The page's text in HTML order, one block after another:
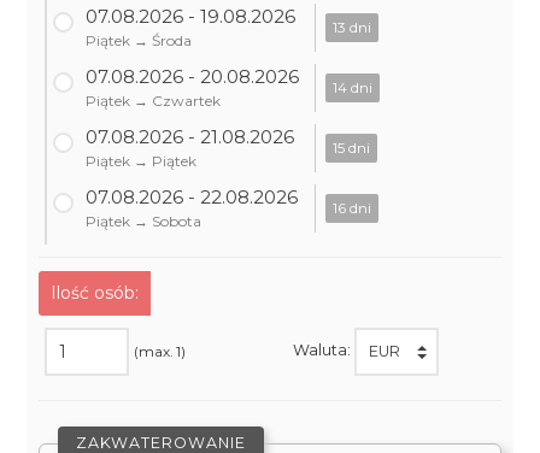
07.08.2026 - 19.08.2026
Piątek → Środa
13 dni
07.08.2026 - 20.08.2026
Piątek → Czwartek
14 dni
07.08.2026 - 21.08.2026
Piątek → Piątek
15 dni
07.08.2026 - 22.08.2026
Piątek → Sobota
16 dni
Ilość osób:
(max. 1) Waluta:
ZAKWATEROWANIE